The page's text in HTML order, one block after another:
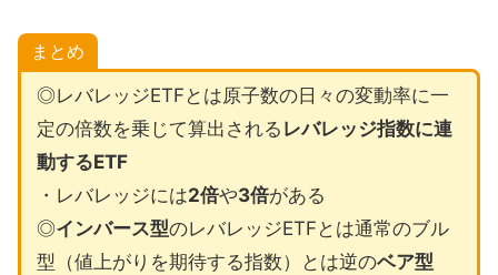
まとめ
◎レバレッジETFとは原子数の日々の変動率に一
定の倍数を乗じて算出される レバレッジ指数に連
動するETF
・レバレッジには2倍や3倍がある
◎インバース型のレバレッジETFとは通常のブル
型（値上がりを期待する指数）とは逆のベア型